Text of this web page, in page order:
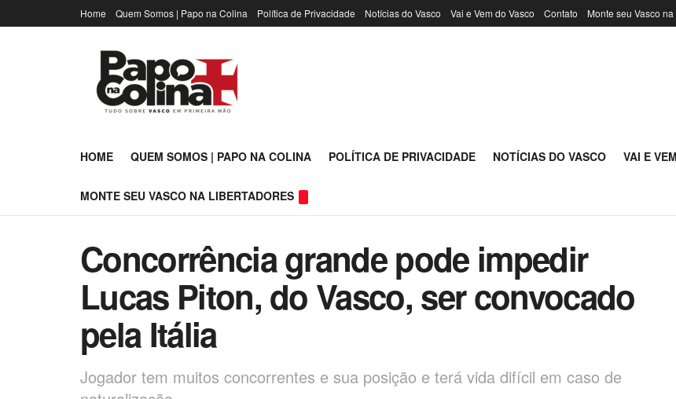
Home Quem Somos | Papo na Colina Política de Privacidade Notícias do Vasco Vai e Vem do Vasco Contato Monte seu Vasco
HOME QUEM SOMOS | PAPO NA COLINA POLÍTICA DE PRIVACIDADE NOTÍCIAS DO VASCO VAI E
MONTE SEU VASCO NA LIBERTADORES
Concorrência grande pode impedir
Lucas Piton, do Vasco, ser convocado
pela Itália
Jogador tem muitos concorrentes e sua posição e terá vida difícil em caso de